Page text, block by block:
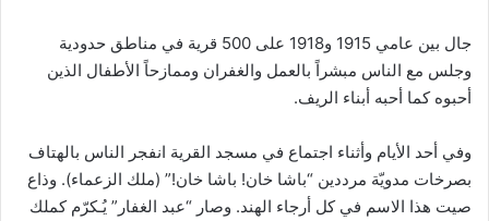
جال بين عامي 1915 و1918 على 500 قرية في مناطق حدودية
وجلس مع الناس مبشراً بالعمل والغفران وممازحاً الأطفال الذين
أحبوه كما أحبه أبناء الريف.
وفي أحد الأيام وأثناء اجتماع في مسجد القرية انفجر الناس بالهتاف
بصرخات مدويّة مرددين “باشا خان! باشا خان!” (ملك الزعماء). وذاع
صيت هذا الاسم في كل أرجاء الهند. وصار “عبد الغفار” يُـكرّم كملك